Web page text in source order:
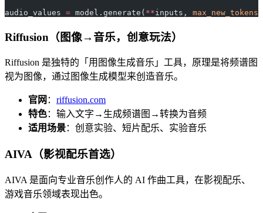
audio_values = model.generate( **inputs, max_new_tokens
Riffusion（图像→音乐，创意玩法）
Riffusion 是独特的「用图像生成音乐」工具，原理是将频谱图
视为图像，通过图像生成模型来创造音乐。
官网 ： riffusion.com
特色：输入文字→生成频谱图→转换为音频
适用场景：创意实验、短片配乐、实验音乐
AIVA（影视配乐首选）
AIVA 是面向专业音乐创作人的 AI 作曲工具，在影视配乐、
游戏音乐领域表现出色。